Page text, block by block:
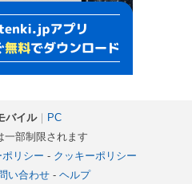
バイル｜ PC
部制限されます
リシー - クッキーポリシー
い合わせ- ヘルプ